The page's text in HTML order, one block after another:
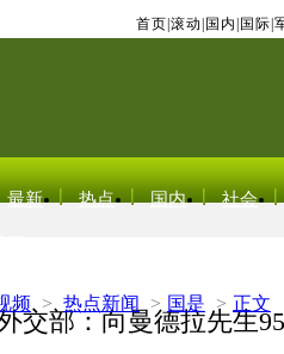
首页 滚动 国内 国际
最新 热点 国内 社会
频 > 热点新闻 > 国是 > 正文
交部：向曼德拉先生